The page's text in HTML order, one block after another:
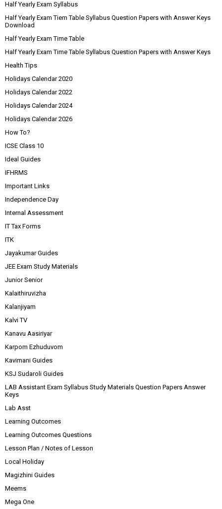
Half Yearly Exam Syllabus
Half Yearly Exam Tiem Table Syllabus Question Papers with Answer Keys
Download
Half Yearly Exam Time Table
Half Yearly Exam Time Table Syllabus Question Papers with Answer Keys
Health Tips
Holidays Calendar 2020
Holidays Calendar 2022
Holidays Calendar 2024
Holidays Calendar 2026
How To?
ICSE Class 10
Ideal Guides
IFHRMS
Important Links
Independence Day
Internal Assessment
IT Tax Forms
ITK
Jayakumar Guides
JEE Exam Study Materials
Junior Senior
Kalaithiruvizha
Kalanjiyam
Kalvi TV
Kanavu Aasiriyar
Karpom Ezhuduvom
Kavimani Guides
KSJ Sudaroli Guides
LAB Assistant Exam Syllabus Study Materials Question Papers Answer
Keys
Lab Asst
Learning Outcomes
Learning Outcomes Questions
Lesson Plan / Notes of Lesson
Local Holiday
Magizhini Guides
Meems
Mega One